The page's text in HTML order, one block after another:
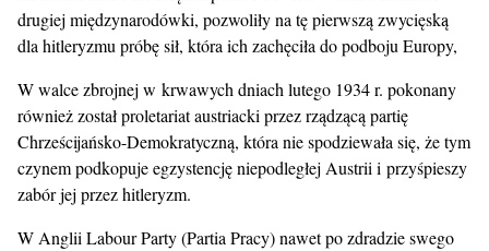
drugiej międzynarodówki, pozwoliły na tę pierwszą zwycięską
dla hitleryzmu próbę sił, która ich zachęciła do podboju Europy,
W walce zbrojnej w krwawych dniach lutego 1934 r. pokonany
również został proletariat austriacki przez rządzącą partię
Chrześcijańsko-Demokratyczną, która nie spodziewała się, że tym
czynem podkopuje egzystencję niepodległej Austrii i przyśpieszy
zabór jej przez hitleryzm.
W Anglii Labour Party (Partia Pracy) nawet po zdradzie swego